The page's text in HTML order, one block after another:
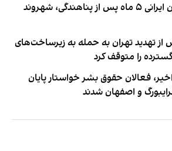
دو فوتبالیست زن ایرانی ۵ ماه پس از پناهندگی، شهروند
از تهدید تهران به حمله به زیرساخت‌های
را متوقف کرد
فعالان حقوق بشر خواستار پایان
و اصفهان شدند